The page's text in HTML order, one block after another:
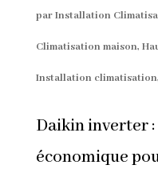
parInstallation
Climatisation maison,
Installation climatisation,
Daikin inverter
économique